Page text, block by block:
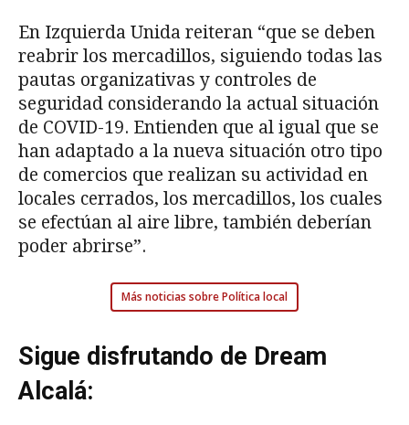
En Izquierda Unida reiteran “que se deben
reabrir los mercadillos, siguiendo todas las
pautas organizativas y controles de
seguridad considerando la actual situación
de COVID-19. Entienden que al igual que se
han adaptado a la nueva situación otro tipo
de comercios que realizan su actividad en
locales cerrados, los mercadillos, los cuales
se efectúan al aire libre, también deberían
poder abrirse”.
Más noticias sobre Política local
Sigue disfrutando de Dream
Alcalá: